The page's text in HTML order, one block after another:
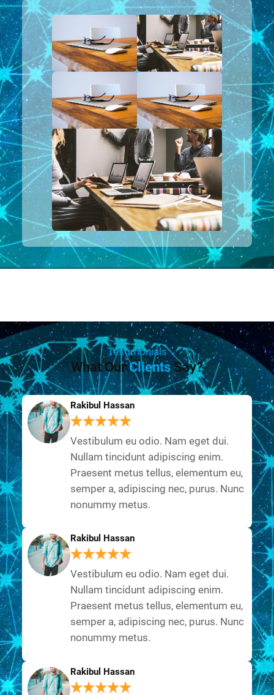
Testimonials
What OurClients Say?
Rakibul Hassan
Vestibulum eu odio. Nam eget dui.
Nullam tincidunt adipiscing enim.
Praesent metus tellus, elementum eu,
semper a, adipiscing nec, purus. Nunc
nonummy metus.
Rakibul Hassan
Vestibulum eu odio. Nam eget dui.
Nullam tincidunt adipiscing enim.
Praesent metus tellus, elementum eu,
semper a, adipiscing nec, purus. Nunc
nonummy metus.
Rakibul Hassan